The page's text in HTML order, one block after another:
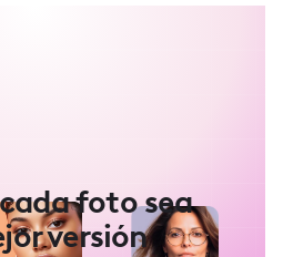
foto sea
versión